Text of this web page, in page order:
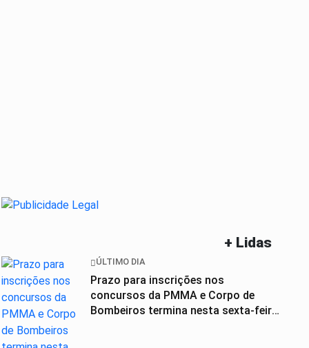
+ Lidas
ÚLTIMO DIA
Prazo para inscrições nos
concursos da PMMA e Corpo de
Bombeiros termina nesta sexta-feira